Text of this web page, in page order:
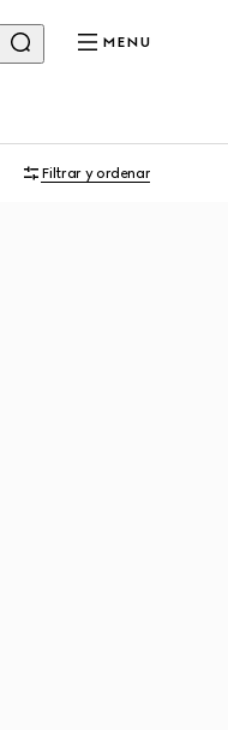
MENU
Filtrar y ordenar